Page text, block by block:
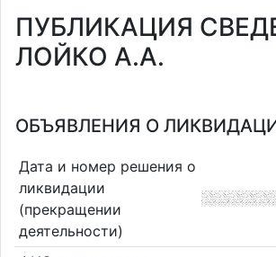
ПУБЛИКАЦИЯ
ЛОЙКО А.А.
ОБЪЯВЛЕНИЯ О
Дата и номер решения о
ликвидации
(прекращении
деятельности)